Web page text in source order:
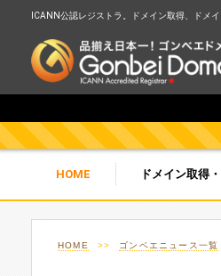
ICANN公認レジストラ。ドメイン取得、ドメ
HOME ドメイン取得
HOME >> ゴンベエニュース一覧